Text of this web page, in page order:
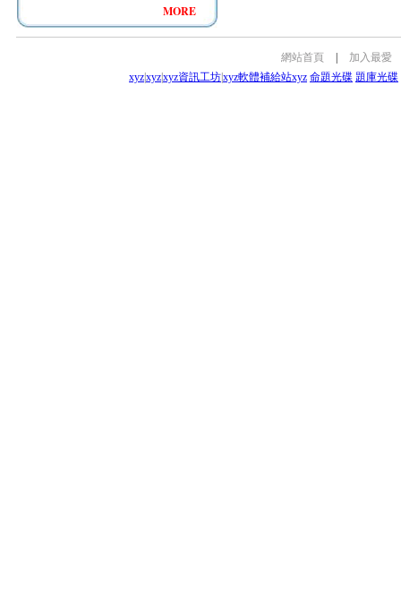
MORE
網站首頁
加入最愛
xyzxyzxyz資訊工坊xyz軟體補給站xyz 命題光碟 題庫光碟